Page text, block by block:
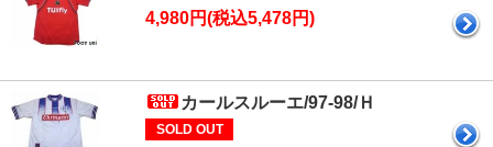
4,980円(税込5,478円)
カールスルーエ/97-98/Ｈ
SOLD OUT